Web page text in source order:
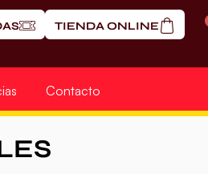
TIENDA ONLINE
Contacto